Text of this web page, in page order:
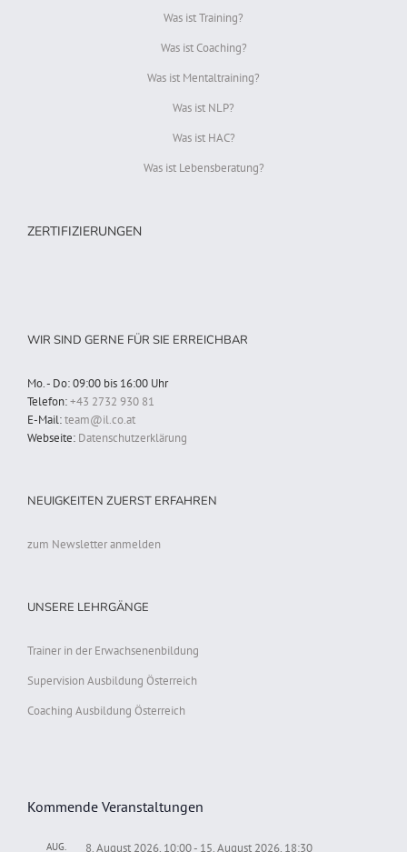
Was ist Training?
Was ist Coaching?
Was ist Mentaltraining?
Was ist NLP?
Was ist HAC?
Was ist Lebensberatung?
ZERTIFIZIERUNGEN
WIR SIND GERNE FÜR SIE ERREICHBAR
Mo. - Do: 09:00 bis 16:00 Uhr
Telefon:+43 2732 930 81
E-Mail:team@il.co.at
Webseite: Datenschutzerklärung
NEUIGKEITEN ZUERST ERFAHREN
zum Newsletter anmelden
UNSERE LEHRGÄNGE
Trainer in der Erwachsenenbildung
Supervision Ausbildung Österreich
Coaching Ausbildung Österreich
Kommende Veranstaltungen
AUG. 8. August 2026, 10:00- 15. August 2026, 18:30